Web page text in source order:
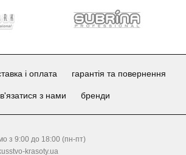
і оплата гарантія та повернення
з нами бренди
з 9:00 до 18:00 (пн-пт)
krasoty.ua